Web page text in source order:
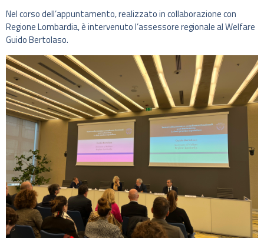
Nel corso dell’appuntamento, realizzato in collaborazione con
Regione Lombardia, è intervenuto l’assessore regionale al Welfare
Guido Bertolaso.